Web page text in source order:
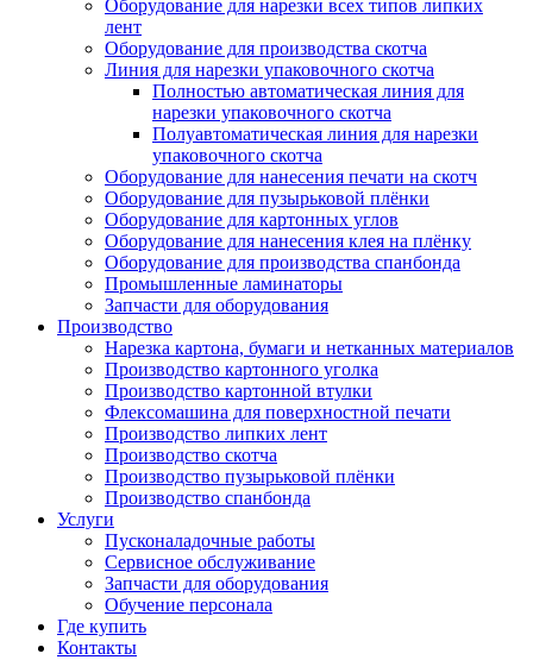
Оборудование для нарезки всех типов липких
лент
Оборудование для производства скотча
Линия для нарезки упаковочного скотча
Полностью автоматическая линия для
нарезки упаковочного скотча
Полуавтоматическая линия для нарезки
упаковочного скотча
Оборудование для нанесения печати на скотч
Оборудование для пузырьковой плёнки
Оборудование для картонных углов
Оборудование для нанесения клея на плёнку
Оборудование для производства спанбонда
Промышленные ламинаторы
Запчасти для оборудования
Производство
Нарезка картона, бумаги и нетканных материалов
Производство картонного уголка
Производство картонной втулки
Флексомашина для поверхностной печати
Производство липких лент
Производство скотча
Производство пузырьковой плёнки
Производство спанбонда
Услуги
Пусконаладочные работы
Сервисное обслуживание
Запчасти для оборудования
Обучение персонала
Где купить
Контакты